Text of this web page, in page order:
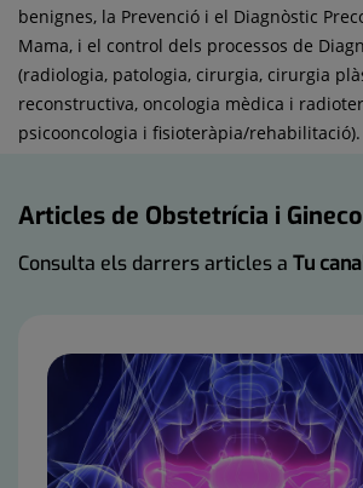
benignes, la Prevenció i el Diagnòstic
Mama, i el control dels processos de
(radiologia, patologia, cirurgia, cirurgia
reconstructiva, oncologia mèdica i
psicooncologia i fisioteràpia/rehabilitació).
Articles de Obstetrícia i
Consulta els darrers articles a Tu